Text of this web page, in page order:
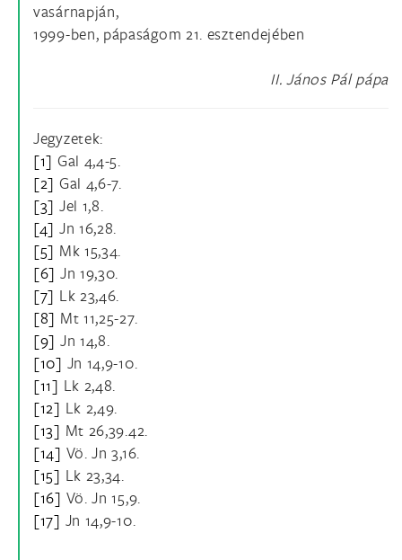
vasárnapján,
1999-ben, pápaságom 21. esztendejében
II. János Pál pápa
Jegyzetek:
[1] Gal 4,4-5.
[2] Gal 4,6-7.
[3] Jel 1,8.
[4] Jn 16,28.
[5] Mk 15,34.
[6] Jn 19,30.
[7] Lk 23,46.
[8] Mt 11,25-27.
[9] Jn 14,8.
[10] Jn 14,9-10.
[11] Lk 2,48.
[12] Lk 2,49.
[13] Mt 26,39.42.
[14] Vö. Jn 3,16.
[15] Lk 23,34.
[16] Vö. Jn 15,9.
[17] Jn 14,9-10.